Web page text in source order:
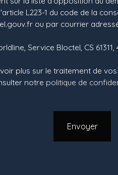
L223-1 du code de la
ou par courrier
Service Bloctel, CS 61311,
plus sur le traitement de
notre politique de
Envoyer